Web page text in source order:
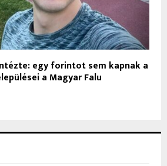
egy forintot sem kapnak a
a Magyar Falu